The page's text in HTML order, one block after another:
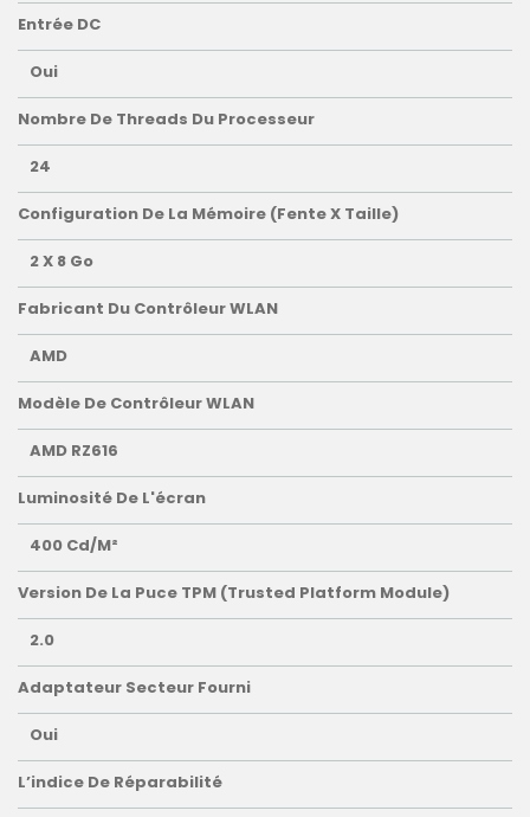
Entrée DC
Oui
Nombre De Threads Du Processeur
24
Configuration De La Mémoire (fente X Taille)
2 X 8 Go
Fabricant Du Contrôleur WLAN
AMD
Modèle De Contrôleur WLAN
AMD RZ616
Luminosité De L'écran
400 Cd/m²
Version De La Puce TPM (Trusted Platform Module)
2.0
Adaptateur Secteur Fourni
Oui
L’indice De Réparabilité